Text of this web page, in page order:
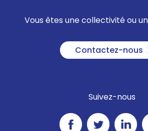
Vous êtes une collectivité ou
Contactez-nous
Suivez-nous